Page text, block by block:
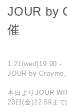
JOUR by
催
1.21(wed)19:00 -
JOUR by Crayme,
本日よりJOUR
23日(金)12:59まで